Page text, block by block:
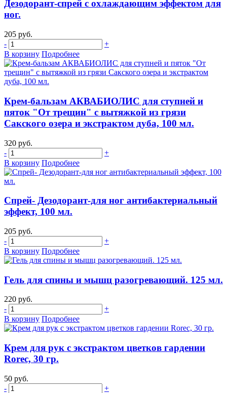
Дезодорант-спрей с охлаждающим эффектом для
ног.
205 руб.
-
+
В корзину Подробнее
Крем-бальзам АКВАБИОЛИС для ступней и
пяток "От трещин" с вытяжкой из грязи
Сакского озера и экстрактом дуба, 100 мл.
320 руб.
-
+
В корзину Подробнее
Спрей- Дезодорант-для ног антибактериальный
эффект, 100 мл.
205 руб.
-
+
В корзину Подробнее
Гель для спины и мышц разогревающий. 125 мл.
220 руб.
-
+
В корзину Подробнее
Крем для рук с экстрактом цветков гардении
Rorec, 30 гр.
50 руб.
-
+